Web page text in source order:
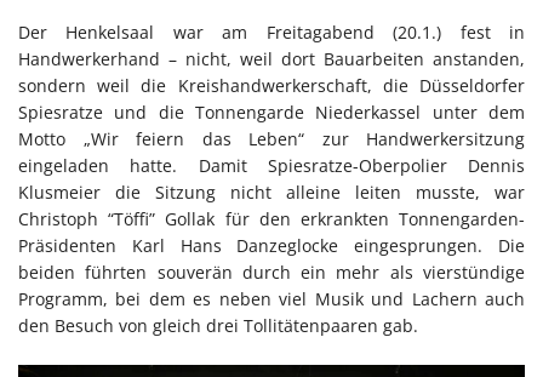
Der Henkelsaal war am Freitagabend (20.1.) fest in
Handwerkerhand – nicht, weil dort Bauarbeiten anstanden,
sondern weil die Kreishandwerkerschaft, die Düsseldorfer
Spiesratze und die Tonnengarde Niederkassel unter dem
Motto „Wir feiern das Leben“ zur Handwerkersitzung
eingeladen hatte. Damit Spiesratze-Oberpolier Dennis
Klusmeier die Sitzung nicht alleine leiten musste, war
Christoph “Töffi” Gollak für den erkrankten Tonnengarden-
Präsidenten Karl Hans Danzeglocke eingesprungen. Die
beiden führten souverän durch ein mehr als vierstündige
Programm, bei dem es neben viel Musik und Lachern auch
den Besuch von gleich drei Tollitätenpaaren gab.